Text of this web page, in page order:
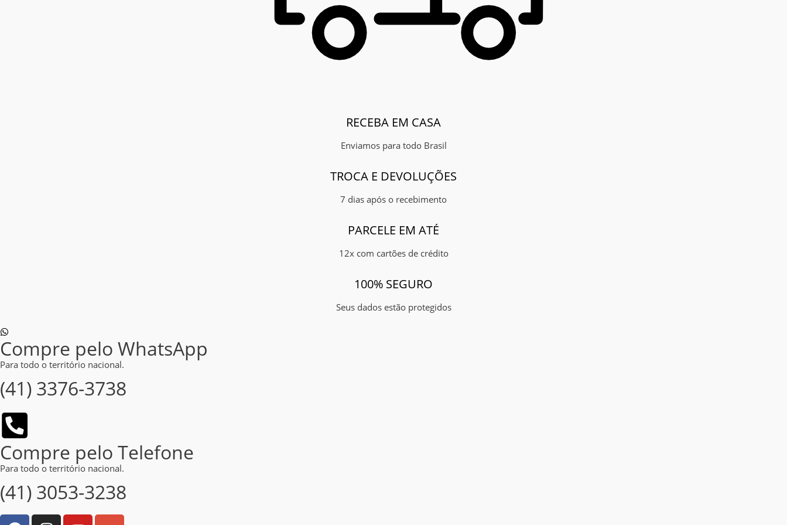
RECEBA EM CASA
Enviamos para todo Brasil
TROCA E DEVOLUÇÕES
7 dias após o recebimento
PARCELE EM ATÉ
12x com cartões de crédito
100% SEGURO
Seus dados estão protegidos
Compre pelo WhatsApp
Para todo o território nacional.
(41) 3376-3738
Compre pelo Telefone
Para todo o território nacional.
(41) 3053-3238